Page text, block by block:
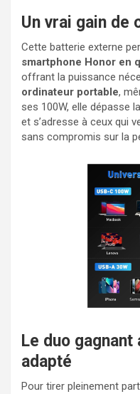
Un vrai gain de
Cette batterie externe
smartphone Honor en
offrant la puissance
ordinateur portable,
ses 100W, elle dépasse
et s’adresse à ceux qui
sans compromis sur la
Le duo gagnant
adapté
Pour tirer pleinement